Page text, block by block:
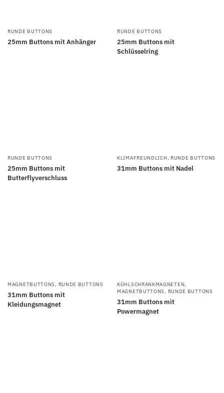
RUNDE BUTTONS
25mm Buttons mit Anhänger
RUNDE BUTTONS
25mm Buttons mit
Schlüsselring
RUNDE BUTTONS
25mm Buttons mit
Butterflyverschluss
KLIMAFREUNDLICH, RUNDE BUTTONS
31mm Buttons mit Nadel
MAGNETBUTTONS, RUNDE BUTTONS
31mm Buttons mit
Kleidungsmagnet
KÜHLSCHRANKMAGNETEN,
MAGNETBUTTONS, RUNDE BUTTONS
31mm Buttons mit
Powermagnet